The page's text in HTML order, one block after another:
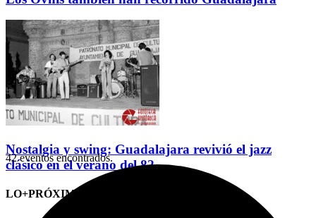
Nostalgia y swing: Guadalajara revivió el jazz
clásico en el verano del 82
LO+PRÓXIMO (CITAS)
42 eventos encontrados.